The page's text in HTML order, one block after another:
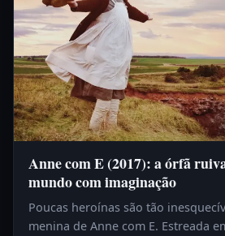
Anne com E (2017): a órfã
mundo com imaginação
Poucas heroínas são tão
menina de Anne com E. Estreada